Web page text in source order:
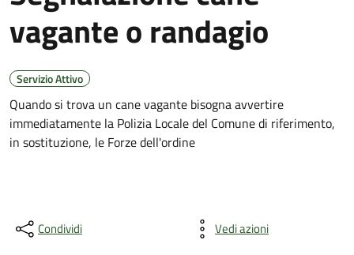
vagante o randagio
Servizio Attivo
Quando si trova un cane vagante bisogna avvertire
immediatamente la Polizia Locale del Comune di riferimento,
in sostituzione, le Forze dell'ordine
Condividi Vedi azioni